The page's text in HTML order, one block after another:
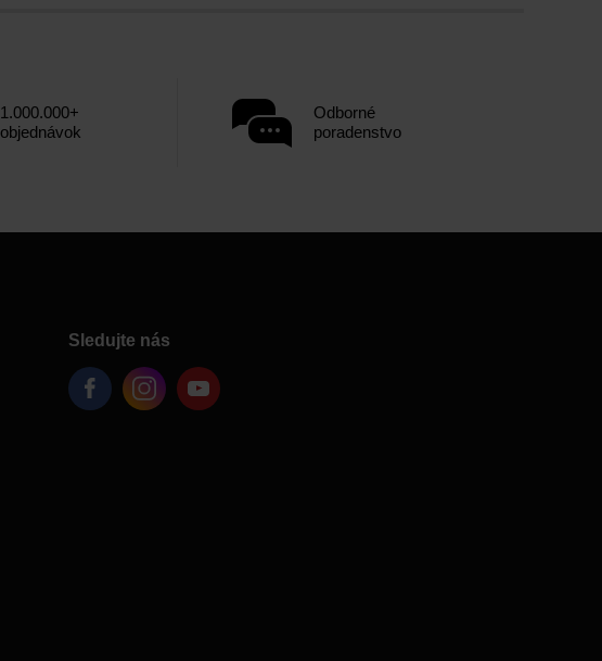
1.000.000+
objednávok
Odborné
poradenstvo
Sledujte nás